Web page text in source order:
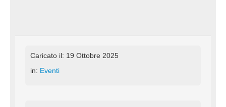
Caricato il: 19 Ottobre 2025
in: Eventi